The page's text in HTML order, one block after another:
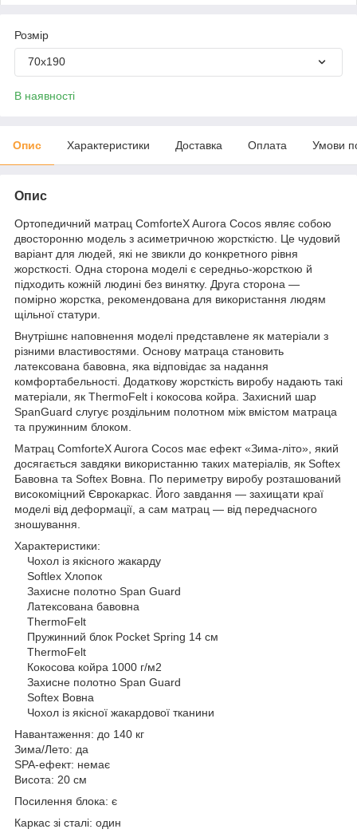
Розмір
70х190
В наявності
Опис Характеристики Доставка Оплата Умови
Опис
Ортопедичний матрац ComforteX Aurora Cocos являє собою
двосторонню модель з асиметричною жорсткістю. Це чудовий
варіант для людей, які не звикли до конкретного рівня
жорсткості. Одна сторона моделі є середньо-жорсткою й
підходить кожній людині без винятку. Друга сторона —
помірно жорстка, рекомендована для використання людям
щільної статури.
Внутрішнє наповнення моделі представлене як матеріали з
різними властивостями. Основу матраца становить
латексована бавовна, яка відповідає за надання
комфортабельності. Додаткову жорсткість виробу надають такі
матеріали, як ThermoFelt і кокосова койра. Захисний шар
SpanGuard слугує роздільним полотном між вмістом матраца
та пружинним блоком.
Матрац ComforteX Aurora Cocos має ефект «Зима-літо», який
досягається завдяки використанню таких матеріалів, як Softex
Бавовна та Softex Вовна. По периметру виробу розташований
високоміцний Єврокаркас. Його завдання — захищати краї
моделі від деформації, а сам матрац — від передчасного
зношування.
Характеристики:
Чохол із якісного жакарду
Softlex Хлопок
Захисне полотно Span Guard
Латексована бавовна
ThermoFelt
Пружинний блок Pocket Spring 14 см
ThermoFelt
Кокосова койра 1000 г/м2
Захисне полотно Span Guard
Softex Вовна
Чохол із якісної жакардової тканини
Навантаження: до 140 кг
Зима/Лето: да
SPA-ефект: немає
Висота: 20 см
Посилення блока: є
Каркас зі сталі: один